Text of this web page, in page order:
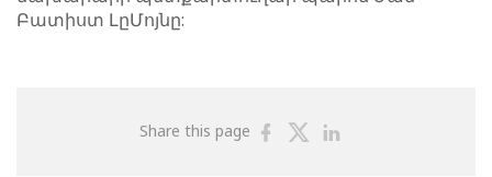
Բատիստ ԼըՄոյնը:
Share this page
ShareShare